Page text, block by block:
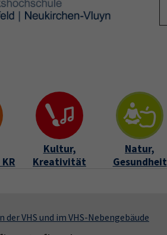
Kultur,
Kreativität
Natur,
Gesundheit
VHS und im VHS-Nebengebäude